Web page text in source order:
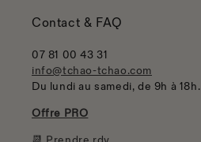
Contact & FAQ
07 81 00 43 31
info@tchao-tchao.com
Du lundi au samedi, de 9h à 18h.
Offre PRO